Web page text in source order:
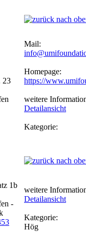
23
Mail:
Homepage:
https://
weitere
Detailansicht
Kategorie:
1b
-
weitere
Detailansicht
Kategorie:
Hög